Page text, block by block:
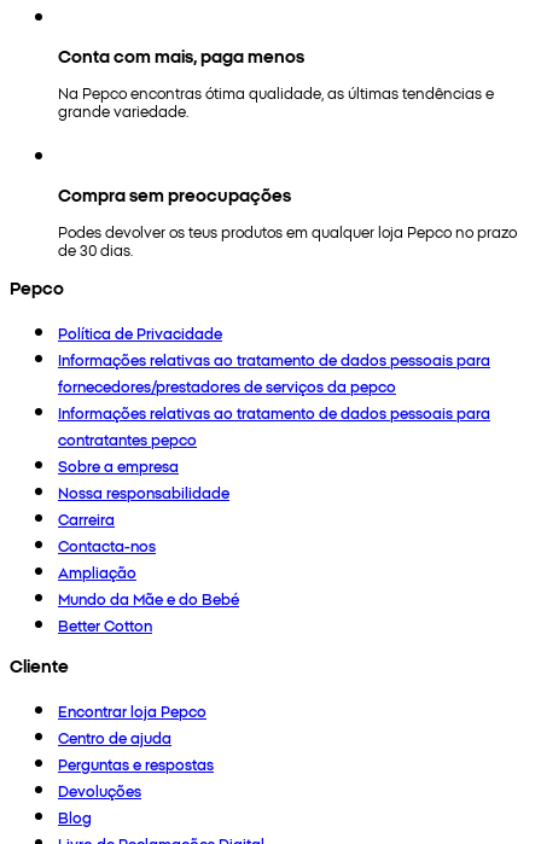
Conta com mais, paga menos
Na Pepco encontras ótima qualidade, as últimas tendências e
grande variedade.
Compra sem preocupações
Podes devolver os teus produtos em qualquer loja Pepco no prazo
de 30 dias.
Pepco
Política de Privacidade
Informações relativas ao tratamento de dados pessoais para
fornecedores/prestadores de serviços da pepco
Informações relativas ao tratamento de dados pessoais para
contratantes pepco
Sobre a empresa
Nossa responsabilidade
Carreira
Contacta-nos
Ampliação
Mundo da Mãe e do Bebé
Better Cotton
Cliente
Encontrar loja Pepco
Centro de ajuda
Perguntas e respostas
Devoluções
Blog